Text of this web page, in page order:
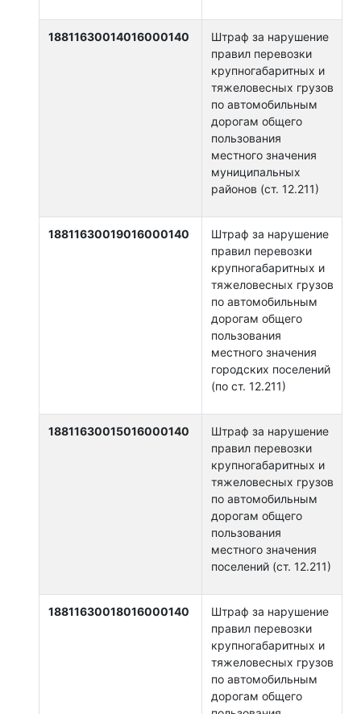
18811630014016000140
Штраф за нарушение
правил перевозки
крупногабаритных и
тяжеловесных грузов
по автомобильным
дорогам общего
пользования
местного значения
муниципальных
районов (ст. 12.211)
18811630019016000140
Штраф за нарушение
правил перевозки
крупногабаритных и
тяжеловесных грузов
по автомобильным
дорогам общего
пользования
местного значения
городских поселений
(по ст. 12.211)
18811630015016000140
Штраф за нарушение
правил перевозки
крупногабаритных и
тяжеловесных грузов
по автомобильным
дорогам общего
пользования
местного значения
поселений (ст. 12.211)
18811630018016000140
Штраф за нарушение
правил перевозки
крупногабаритных и
тяжеловесных грузов
по автомобильным
дорогам общего